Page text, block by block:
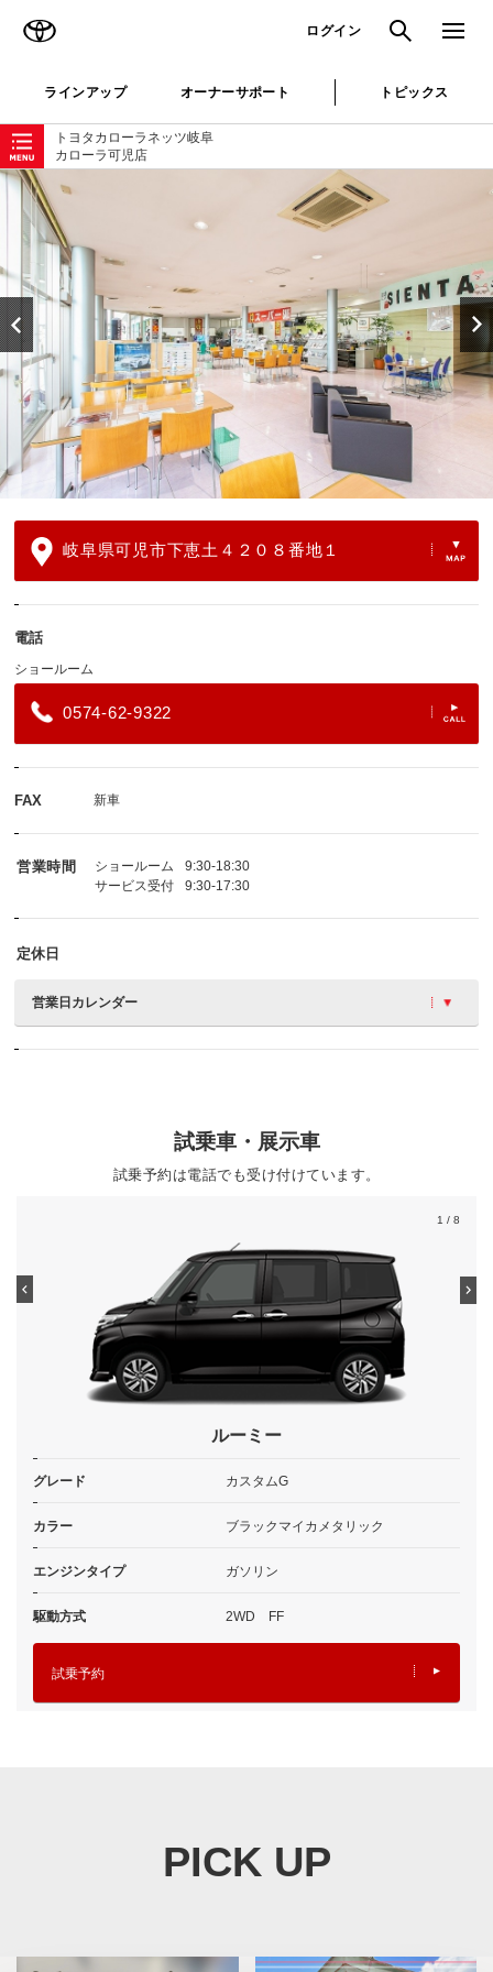
ログイン 検索 メニュ
ラインアップ オーナーサポート トピックス
トヨタカローラネッツ岐阜
カローラ可児店
ローカルナビゲーション
岐阜県可児市下恵土４２０８番地１
電話
ショールーム
0574-62-9322
FAX 新車
営業時間 ショールーム
9:30-18:30
サービス受付
9:30-17:30
定休日
営業日カレンダー
試乗車・展示車
試乗予約は電話でも受け付けています。
1 / 8
ルーミー
グレード カスタムG
カラー ブラックマイカメタリック
エンジンタイプ ガソリン
駆動方式 2WD FF
試乗予約
PICK UP